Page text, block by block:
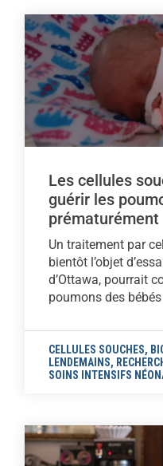
Les cellules
guérir les
prématurément
Un traitement par
bientôt l’objet
d’Ottawa, pourrait
poumons des
CELLULES SOUCHES,
LENDEMAINS,
SOINS INTENSIFS